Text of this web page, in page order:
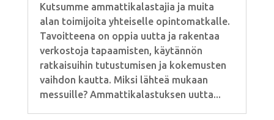
Kutsumme ammattikalastajia ja muita
alan toimijoita yhteiselle opintomatkalle.
Tavoitteena on oppia uutta ja rakentaa
verkostoja tapaamisten, käytännön
ratkaisuihin tutustumisen ja kokemusten
vaihdon kautta. Miksi lähteä mukaan
messuille? Ammattikalastuksen uutta...